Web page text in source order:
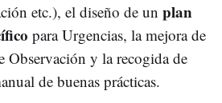
etc.), el diseño de un plan
para Urgencias, la mejora de
Observación y la recogida de
de buenas prácticas.